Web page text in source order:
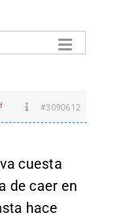
#3090612
cuesta
de caer en
hace